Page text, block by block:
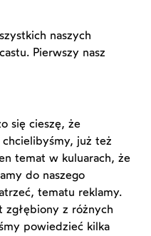
naszych
Pierwszy nasz
się cieszę, że
już też
temat w kuluarach, że
do naszego
tematu reklamy.
z różnych
powiedzieć kilka